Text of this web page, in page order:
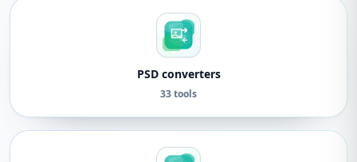
PSD converters
33 tools